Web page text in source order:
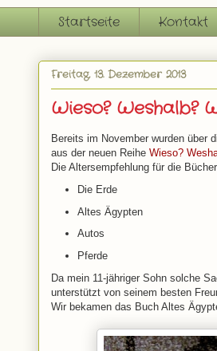
Startseite Kontakt
Freitag, 13. Dezember 2013
Wieso? Weshalb?
Bereits im November wurden über
aus der neuen Reihe Wieso?
Die Altersempfehlung für die
Die Erde
Altes Ägypten
Autos
Pferde
Da mein 11-jähriger Sohn solche
unterstützt von seinem besten
Wir bekamen das Buch Altes